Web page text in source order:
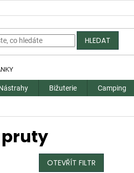
HLEDAT
Bižuterie Camping
OTEVŘÍT FILTR